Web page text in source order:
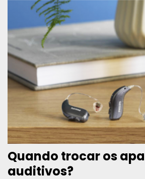
Quando trocar os
auditivos?